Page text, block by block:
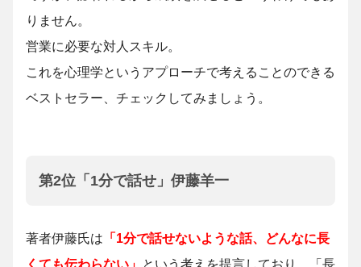
りません。
営業に必要な対人スキル。
これを心理学というアプローチで考えることのできる
ベストセラー、チェックしてみましょう。
第2位「1分で話せ」伊藤羊一
著者伊藤氏は 「1分で話せないような話、どんなに長
くても伝わらない」
という考えを提言しており、「長